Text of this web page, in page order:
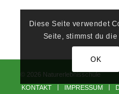
© 2026 Naturerlebnisschule
KONTAKT
IMPRESSUM
Diese Seite verwendet
Seite, stimmst du
OK